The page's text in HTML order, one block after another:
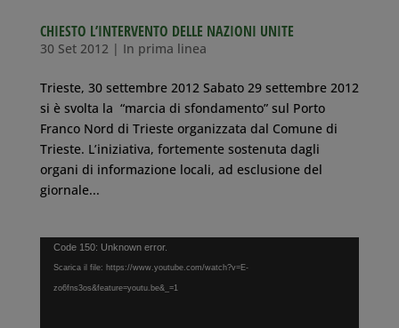
CHIESTO L’INTERVENTO DELLE NAZIONI UNITE
30 Set 2012| In prima linea
Trieste, 30 settembre 2012 Sabato 29 settembre 2012
si è svolta la “marcia di sfondamento” sul Porto
Franco Nord di Trieste organizzata dal Comune di
Trieste. L’iniziativa, fortemente sostenuta dagli
organi di informazione locali, ad esclusione del
giornale...
Video
Player
Code 150: Unknown error.
Scarica il file: https://www.youtube.com/watch?v=E-
zo6fns3os&feature=youtu.be&_=1